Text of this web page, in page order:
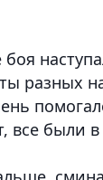
разных
все были